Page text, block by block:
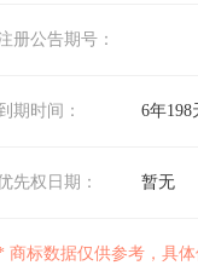
册公告期号：
期时间： 6年198
先权日期： 暂无
商标数据仅供参考，具体